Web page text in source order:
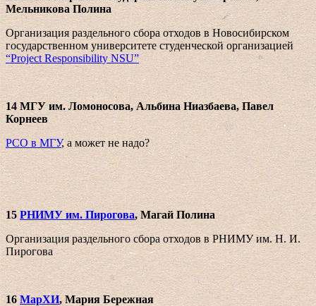
Мельникова Полина
Организация раздельного сбора отходов в Новосибирском
государственном университете студенческой организацией
“Project Responsibility NSU”
14 МГУ им. Ломоносова, Альбина Ниазбаева, Павел
Корнеев
РСО в МГУ, а может не надо?
15РНИМУ им. Пирогова, Магай Полина
Организация раздельного сбора отходов в РНИМУ им. Н. И.
Пирогова
16МарХИ, Мария Бережная